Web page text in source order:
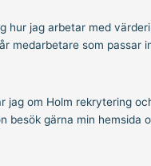
hur jag arbetar med
medarbetare som passar
jag om Holm rekrytering
besök gärna min hemsida